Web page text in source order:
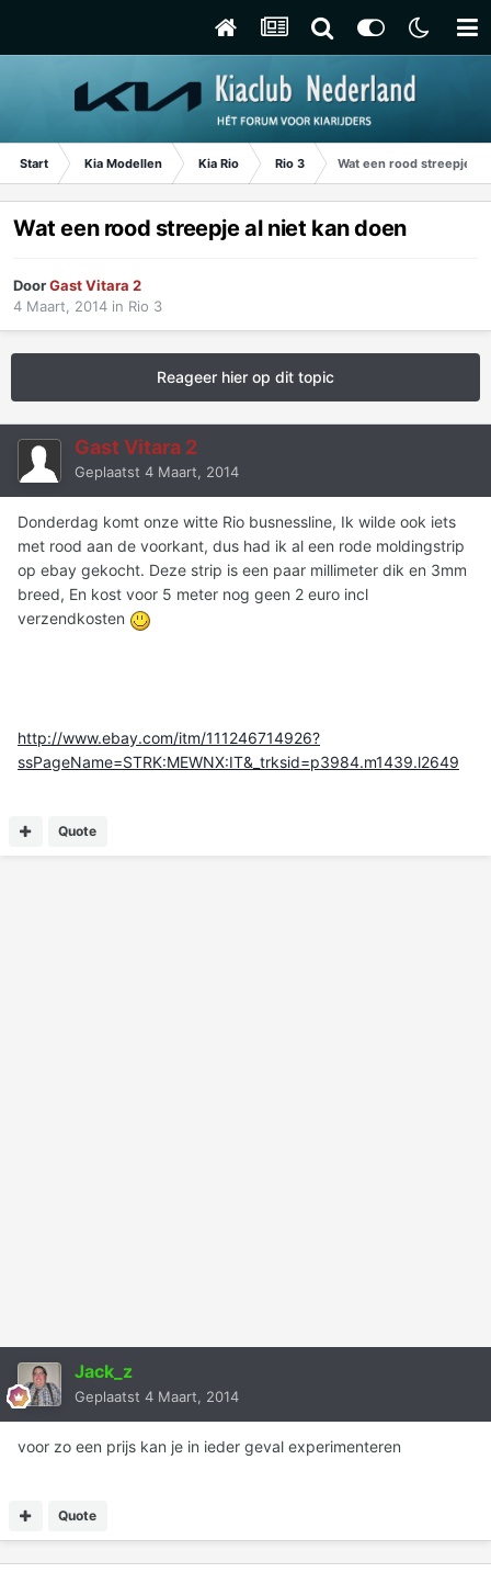
Start Kia Modellen Kia Rio Rio 3 Wat een rood streepje al
Wat een rood streepje al niet kan doen
DoorGast Vitara 2
4 Maart, 2014 in Rio 3
Reageer hier op dit topic
Gast Vitara 2
Geplaatst 4 Maart, 2014
Donderdag komt onze witte Rio busnessline, Ik wilde ook iets
met rood aan de voorkant, dus had ik al een rode moldingstrip
op ebay gekocht. Deze strip is een paar millimeter dik en 3mm
breed, En kost voor 5 meter nog geen 2 euro incl
verzendkosten
http://www.ebay.com/itm/111246714926?
ssPageName=STRK:MEWNX:IT&_trksid=p3984.m1439.l2649
Quote
Jack_z
Geplaatst 4 Maart, 2014
voor zo een prijs kan je in ieder geval experimenteren
Quote